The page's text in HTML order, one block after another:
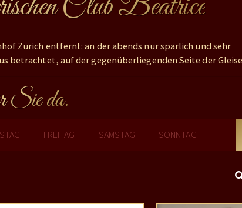
Zürich entfernt: an der abends nur spärlich und sehr
betrachtet, auf der gegenüberliegenden Seite der
Sie da.
FREITAG SAMSTAG SONNTAG